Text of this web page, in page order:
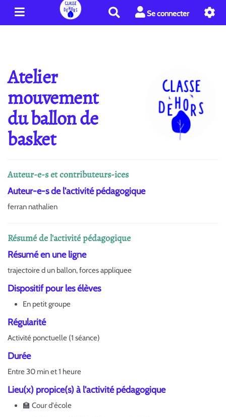
e
Se connecter
Atelier
mouvement
du ballon de
basket
Auteur-e-s et contributeurs-ices
Auteur-e-s de l'activité pédagogique
ferran nathalien
Résumé de l'activité pédagogique
Résumé en une ligne
trajectoire d un ballon, forces appliquee
Dispositif pour les élèves
En petit groupe
Régularité
Activité ponctuelle (1 séance)
Durée
Entre 30 min et 1 heure
Lieu(x) propice(s) à l'activité pédagogique
🏫 Cour d'école